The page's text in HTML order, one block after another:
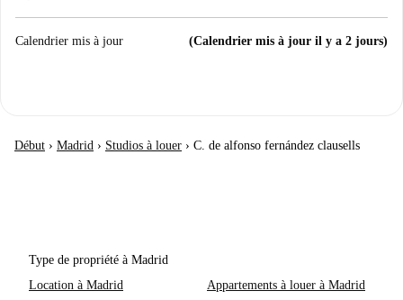
Calendrier mis à jour (Calendrier mis à jour il y a 2 jours)
Début › Madrid › Studios à louer › C. de alfonso fernández clausells
Type de propriété à Madrid
Location à Madrid
Appartements à louer à Madrid